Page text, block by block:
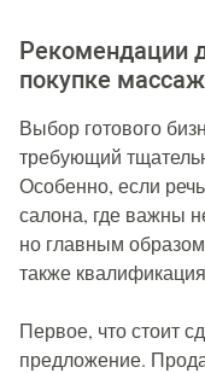
Рекомендации
покупке
Выбор готового
требующий
Особенно, если
салона, где важны
но главным
также
Первое, что стоит
предложение.